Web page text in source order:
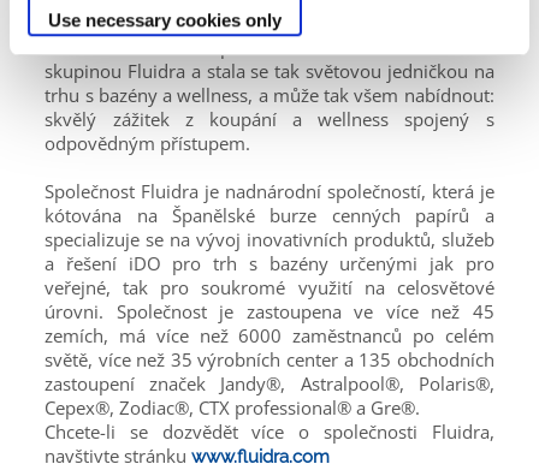
Use necessary cookies only
skupinou Fluidra a stala se tak světovou jedničkou na
trhu s bazény a wellness, a může tak všem nabídnout:
skvělý zážitek z koupání a wellness spojený s
odpovědným přístupem.
Společnost Fluidra je nadnárodní společností, která je
kótována na Španělské burze cenných papírů a
specializuje se na vývoj inovativních produktů, služeb
a řešení iDO pro trh s bazény určenými jak pro
veřejné, tak pro soukromé využití na celosvětové
úrovni. Společnost je zastoupena ve více než 45
zemích, má více než 6000 zaměstnanců po celém
světě, více než 35 výrobních center a 135 obchodních
zastoupení značek Jandy®, Astralpool®, Polaris®,
Cepex®, Zodiac®, CTX professional® a Gre®.
Chcete-li se dozvědět více o společnosti Fluidra,
navštivte stránkuwww.fluidra.com